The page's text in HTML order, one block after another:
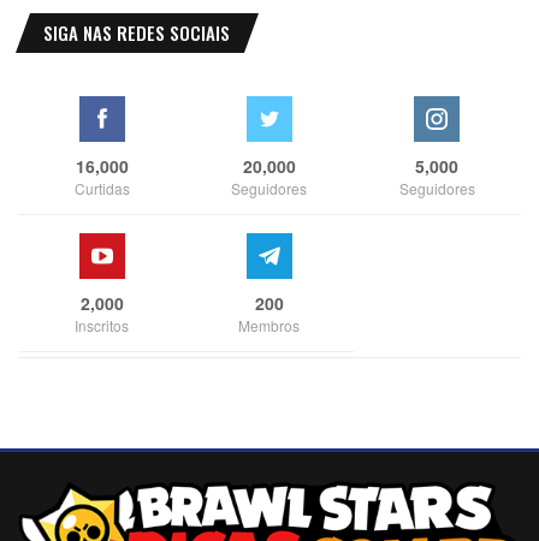
SIGA NAS REDES SOCIAIS
16,000
Curtidas
20,000
Seguidores
5,000
Seguidores
2,000
Inscritos
200
Membros